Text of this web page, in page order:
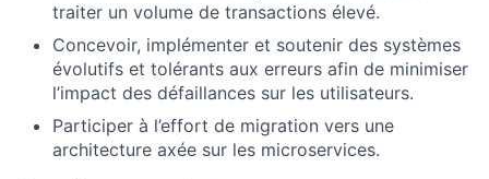
traiter un volume de transactions élevé.
Concevoir, implémenter et soutenir des systèmes
évolutifs et tolérants aux erreurs afin de minimiser
l’impact des défaillances sur les utilisateurs.
Participer à l’effort de migration vers une
architecture axée sur les microservices.